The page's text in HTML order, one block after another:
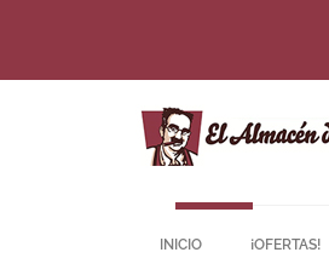
INICIO ¡OFERTAS!